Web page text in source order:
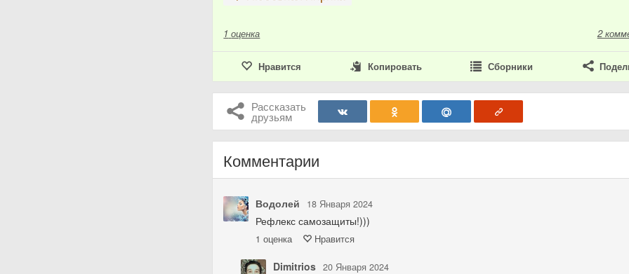
1 оценка 2
Нравится Копировать Сборники
Рассказать
друзьям
Комментарии
Водолей 18 Января 2024
Рефлекс самозащиты!)))
1 оценка Нравится
Dimitrios 20 Января 2024